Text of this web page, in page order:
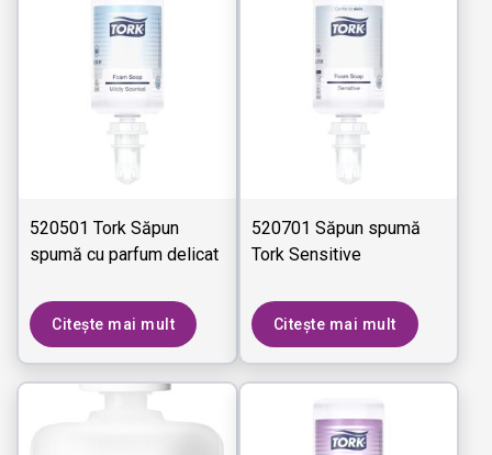
520501 Tork Săpun
spumă cu parfum delicat
Citește mai mult
520701 Săpun spumă
Tork Sensitive
Citește mai mult